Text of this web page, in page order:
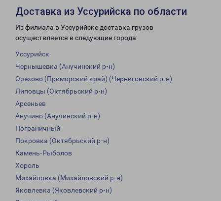
Доставка из Уссурийска по области
Из филиала в Уссурийске доставка грузов
осуществляется в следующие города:
Уссурийск
Чернышевка (Анучинский р-н)
Орехово (Приморский край) (Черниговский р-н)
Липовцы (Октябрьский р-н)
Арсеньев
Анучино (Анучинский р-н)
Пограничный
Покровка (Октябрьский р-н)
Камень-Рыболов
Хороль
Михайловка (Михайловский р-н)
Яковлевка (Яковлевский р-н)